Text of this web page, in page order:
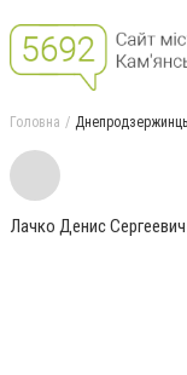
Головна
Лачко Денис Сергеевич